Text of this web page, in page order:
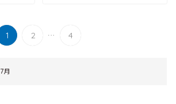
1 2 ... 4
7月